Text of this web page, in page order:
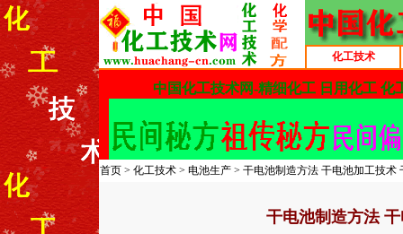
化工技术
首页 > 化工技术 > 电池生产 > 干电池制造方法 干电池加工技术
干电池制造方法